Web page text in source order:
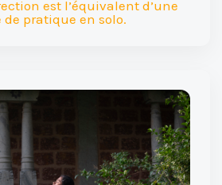
est l’équivalent d’une
de pratique en solo.